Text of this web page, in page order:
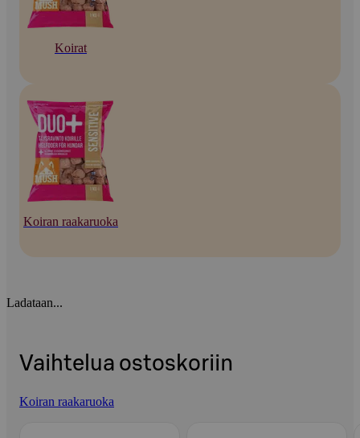
Koirat
Koiran raakaruoka
Ladataan...
Vaihtelua ostoskoriin
Koiran raakaruoka